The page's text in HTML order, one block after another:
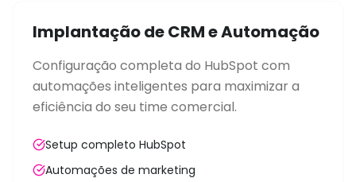
Implantação de CRM e Automação
Configuração completa do HubSpot com
automações inteligentes para maximizar a
eficiência do seu time comercial.
Setup completo HubSpot
Automações de marketing